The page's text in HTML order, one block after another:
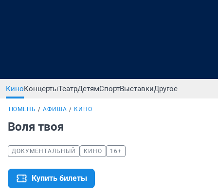
КиноКонцертыТеатрДетямСпортВыставкиДругое
ТЮМЕНЬ АФИША КИНО
Воля твоя
ДОКУМЕНТАЛЬНЫЙ КИНО 16+
Купить билеты